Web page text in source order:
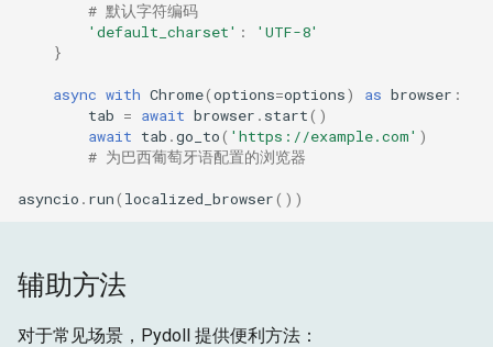
# 默认字符编码
'default_charset' :
'UTF-8'
}
async with Chrome(options=options) as browser :
tab = await browser . start()
await tab .go_to( 'https://example.com' )
# 为巴西葡萄牙语配置的浏览器
asyncio . run( localized_browser())
辅助方法
对于常见场景，Pydoll 提供便利方法：